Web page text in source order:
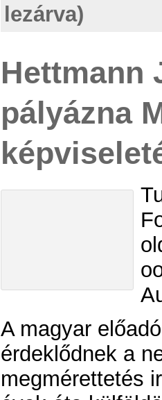
lezárva)
Hettmann
pályázna
A magyar
érdeklődnek a
megmérettetés